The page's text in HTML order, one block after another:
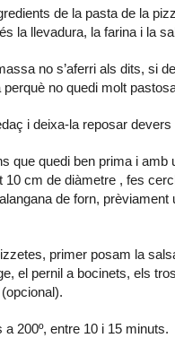
de la pasta de la
la llevadura, la farina i la
no s’aferri als dits, si
perquè no quedi molt
i deixa-la reposar
que quedi ben prima i amb
10 cm de diàmetre , fes
de forn, prèviament
primer posam la
el pernil a bocinets, els
200º, entre 10 i 15 minuts.